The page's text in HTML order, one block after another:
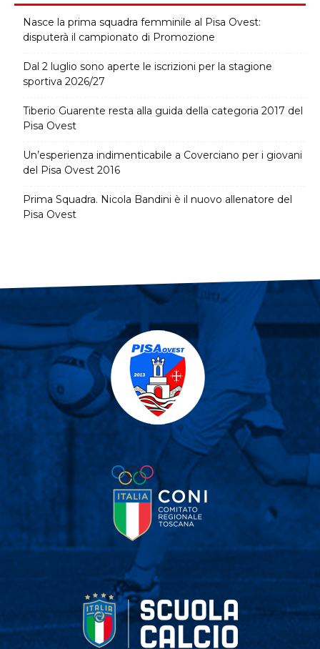
Nasce la prima squadra femminile al Pisa Ovest:
disputerà il campionato di Promozione
Dal 2 luglio sono aperte le iscrizioni per la stagione
sportiva 2026/27
Tiberio Guarente resta alla guida della categoria 2017 del
Pisa Ovest
Un’esperienza indimenticabile a Coverciano per i giovani
del Pisa Ovest 2016
Prima Squadra. Nicola Bandini è il nuovo allenatore del
Pisa Ovest